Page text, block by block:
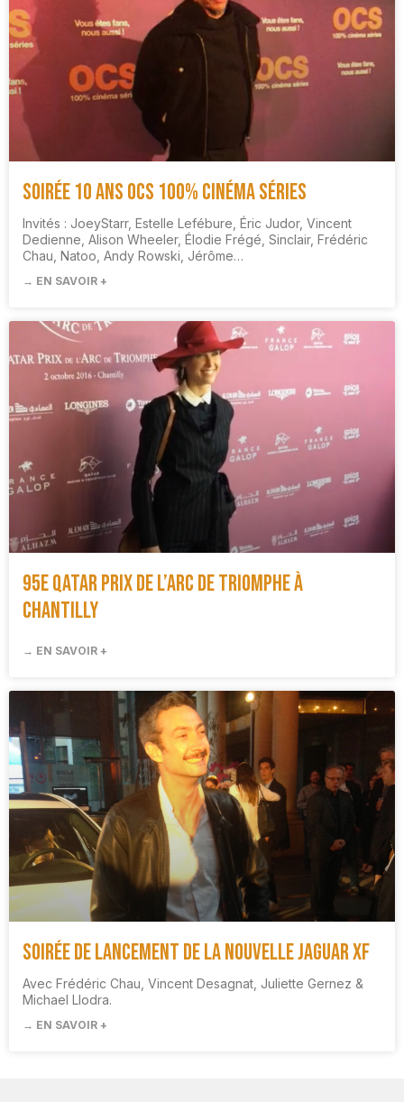
Soirée 10 ans OCS 100% Cinéma Séries
Invités : JoeyStarr, Estelle Lefébure, Éric Judor, Vincent
Dedienne, Alison Wheeler, Élodie Frégé, Sinclair, Frédéric
Chau, Natoo, Andy Rowski, Jérôme…
→ EN SAVOIR +
95e Qatar Prix de l’Arc de Triomphe à
Chantilly
→ EN SAVOIR +
Soirée de lancement de la nouvelle Jaguar XF
Avec Frédéric Chau, Vincent Desagnat, Juliette Gernez &
Michael Llodra.
→ EN SAVOIR +